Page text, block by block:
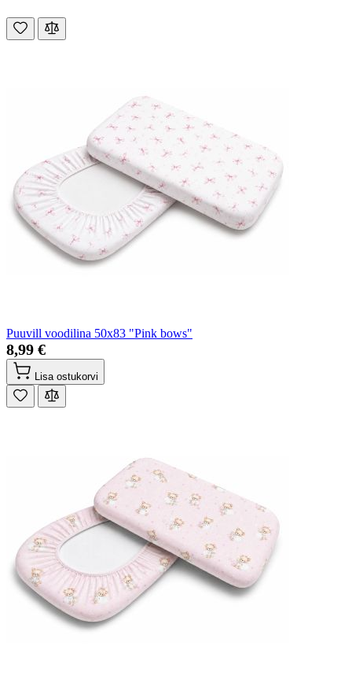
Puuvill voodilina 50x83 "Pink bows"
8,99 €
Lisa ostukorvi